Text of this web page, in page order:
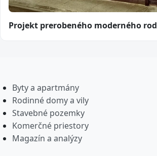
Projekt prerobeného moderného
Byty a apartmány
Rodinné domy a vily
Stavebné pozemky
Komerčné priestory
Magazín a analýzy